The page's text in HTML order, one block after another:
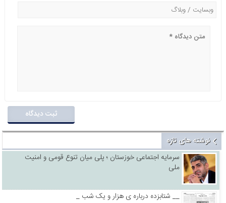
نوشته های تازه
سرمایه اجتماعی خوزستان ؛ پلی میان تنوع قومی و امنیت
ملی
_ شتابزده درباره ی هزار و یک شب __